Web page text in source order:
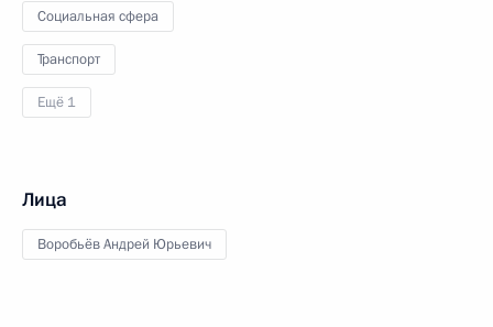
Социальная сфера
Транспорт
Ещё 1
Лица
Воробьёв Андрей Юрьевич